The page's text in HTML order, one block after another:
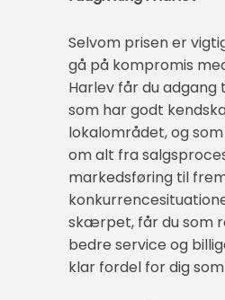
Selvom prisen er
gå på kompromis
Harlev får du
som har godt
lokalområdet, og
om alt fra
markedsføring til
skærpet, får du som
bedre service og
klar fordel for dig